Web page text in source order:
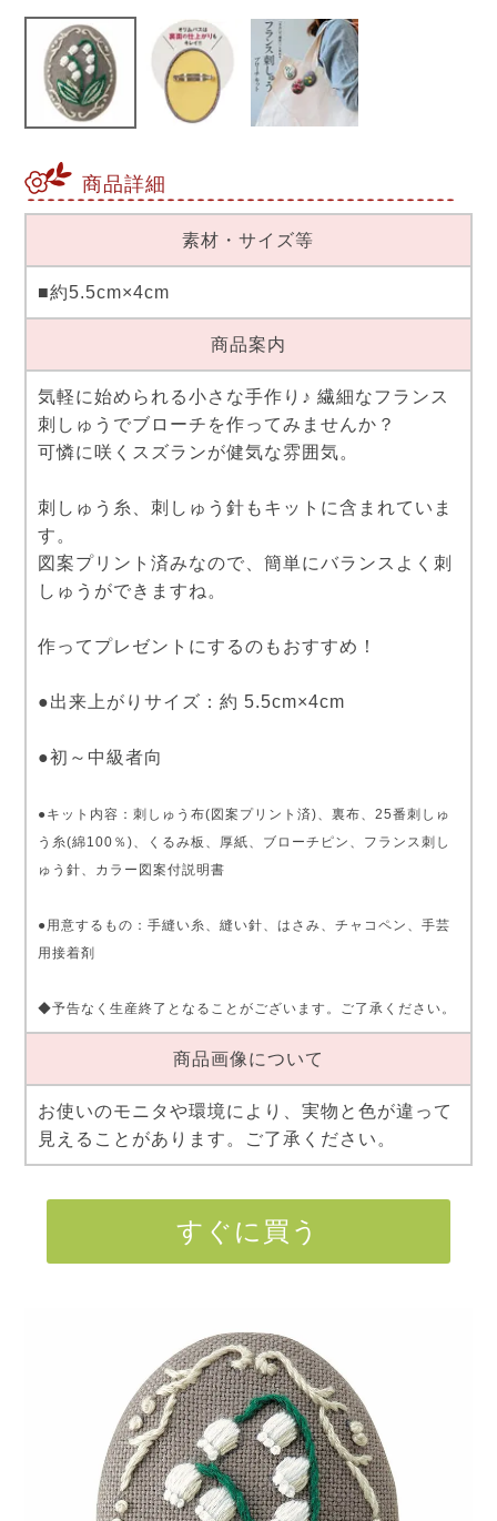
商品詳細
素材・サイズ等
■約5.5cm×4cm
商品案内
気軽に始められる小さな手作り♪ 繊細なフランス
刺しゅうでブローチを作ってみませんか？
可憐に咲くスズランが健気な雰囲気。
刺しゅう糸、刺しゅう針もキットに含まれていま
す。
図案プリント済みなので、簡単にバランスよく刺
しゅうができますね。
作ってプレゼントにするのもおすすめ！
●出来上がりサイズ：約 5.5cm×4cm
●初～中級者向
●キット内容：刺しゅう布(図案プリント済)、裏布、25番刺しゅ
う糸(綿100％)、くるみ板、厚紙、ブローチピン、フランス刺し
ゅう針、カラー図案付説明書
●用意するもの：手縫い糸、縫い針、はさみ、チャコペン、手芸
用接着剤
◆予告なく生産終了となることがございます。ご了承ください。
商品画像について
お使いのモニタや環境により、実物と色が違って
見えることがあります。ご了承ください。
すぐに買う